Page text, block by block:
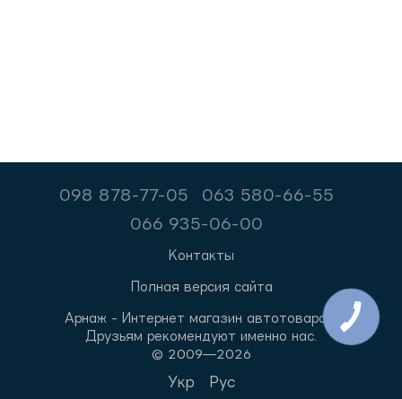
098 878-77-05
063 580-66-55
066 935-06-00
Контакты
Полная версия сайта
Арнаж - Интернет магазин автотоваров.
Друзьям рекомендуют именно нас.
© 2009—2026
Укр Рус